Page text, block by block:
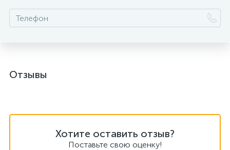
Отзывы
Хотите оставить отзыв?
Поставьте свою оценку!